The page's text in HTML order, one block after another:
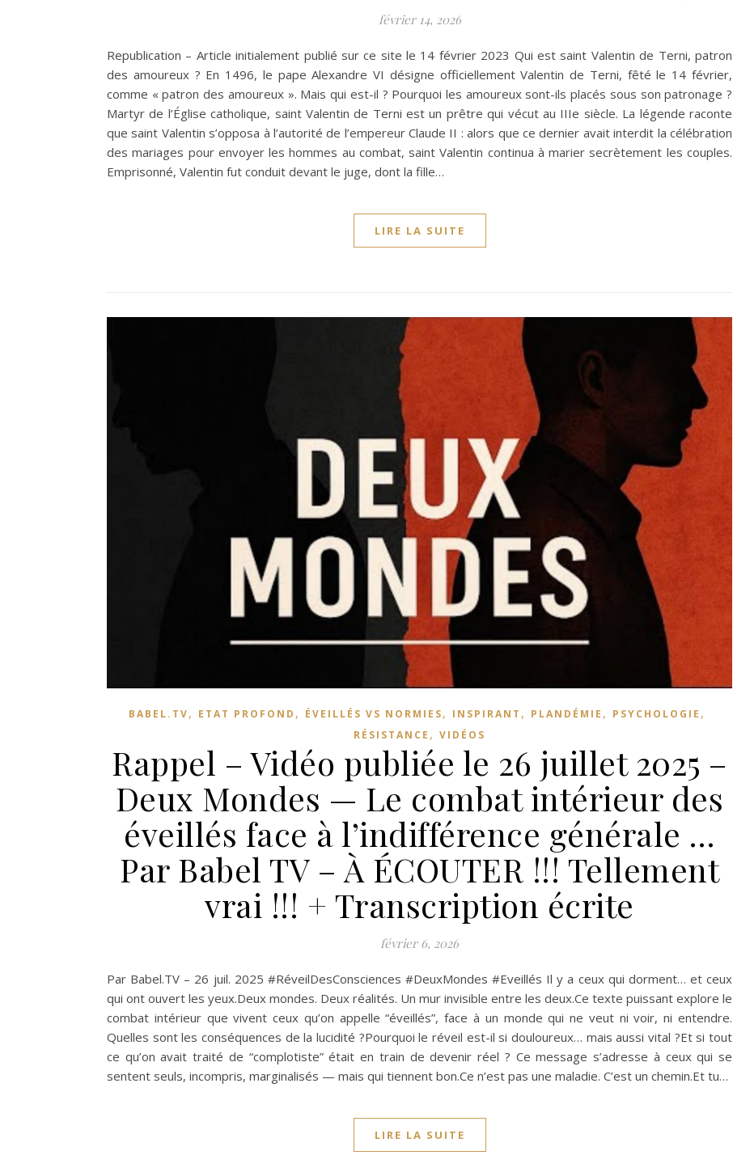
février 14, 2026
Republication – Article initialement publié sur ce site le 14 février 2023 Qui est saint Valentin de Terni, patron
des amoureux ? En 1496, le pape Alexandre VI désigne officiellement Valentin de Terni, fêté le 14 février,
comme « patron des amoureux ». Mais qui est-il ? Pourquoi les amoureux sont-ils placés sous son patronage ?
Martyr de l’Église catholique, saint Valentin de Terni est un prêtre qui vécut au IIIe siècle. La légende raconte
que saint Valentin s’opposa à l’autorité de l’empereur Claude II : alors que ce dernier avait interdit la célébration
des mariages pour envoyer les hommes au combat, saint Valentin continua à marier secrètement les couples.
Emprisonné, Valentin fut conduit devant le juge, dont la fille…
LIRE LA SUITE
BABEL.TV, ETAT PROFOND , ÉVEILLÉS VS NORMIES, INSPIRANT , PLANDÉMIE , PSYCHOLOGIE ,
RÉSISTANCE , VIDÉOS
Rappel – Vidéo publiée le 26 juillet 2025 –
Deux Mondes — Le combat intérieur des
éveillés face à l’indifférence générale …
Par Babel TV – À ÉCOUTER !!! Tellement
vrai !!! + Transcription écrite
février 6, 2026
Par Babel.TV – 26 juil. 2025 #RéveilDesConsciences #DeuxMondes #Eveillés Il y a ceux qui dorment… et ceux
qui ont ouvert les yeux.Deux mondes. Deux réalités. Un mur invisible entre les deux.Ce texte puissant explore le
combat intérieur que vivent ceux qu’on appelle “éveillés”, face à un monde qui ne veut ni voir, ni entendre.
Quelles sont les conséquences de la lucidité ?Pourquoi le réveil est-il si douloureux… mais aussi vital ?Et si tout
ce qu’on avait traité de “complotiste” était en train de devenir réel ? Ce message s’adresse à ceux qui se
sentent seuls, incompris, marginalisés — mais qui tiennent bon.Ce n’est pas une maladie. C’est un chemin.Et tu…
LIRE LA SUITE